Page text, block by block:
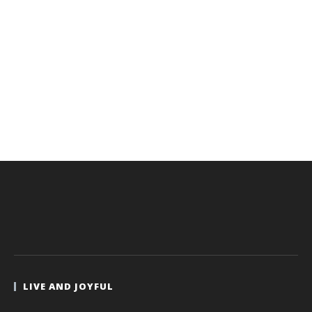
LIVE AND JOYFUL